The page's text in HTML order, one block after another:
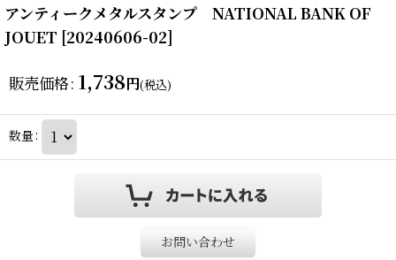
アンティークメタルスタンプ NATIONAL BANK OF
JOUET [20240606-02]
販売価格: 1,738円(税込)
数量:
お問い合わせ